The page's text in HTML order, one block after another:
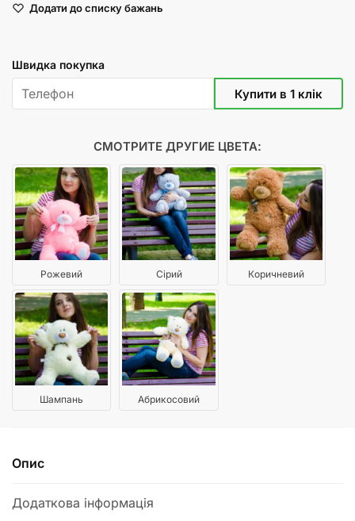
см Додати до списку бажань
Швидка покупка
СМОТРИТЕ ДРУГИЕ ЦВЕТА:
Рожевий Сірий Коричневий
Шампань Абрикосовий
Опис
Додаткова інформація